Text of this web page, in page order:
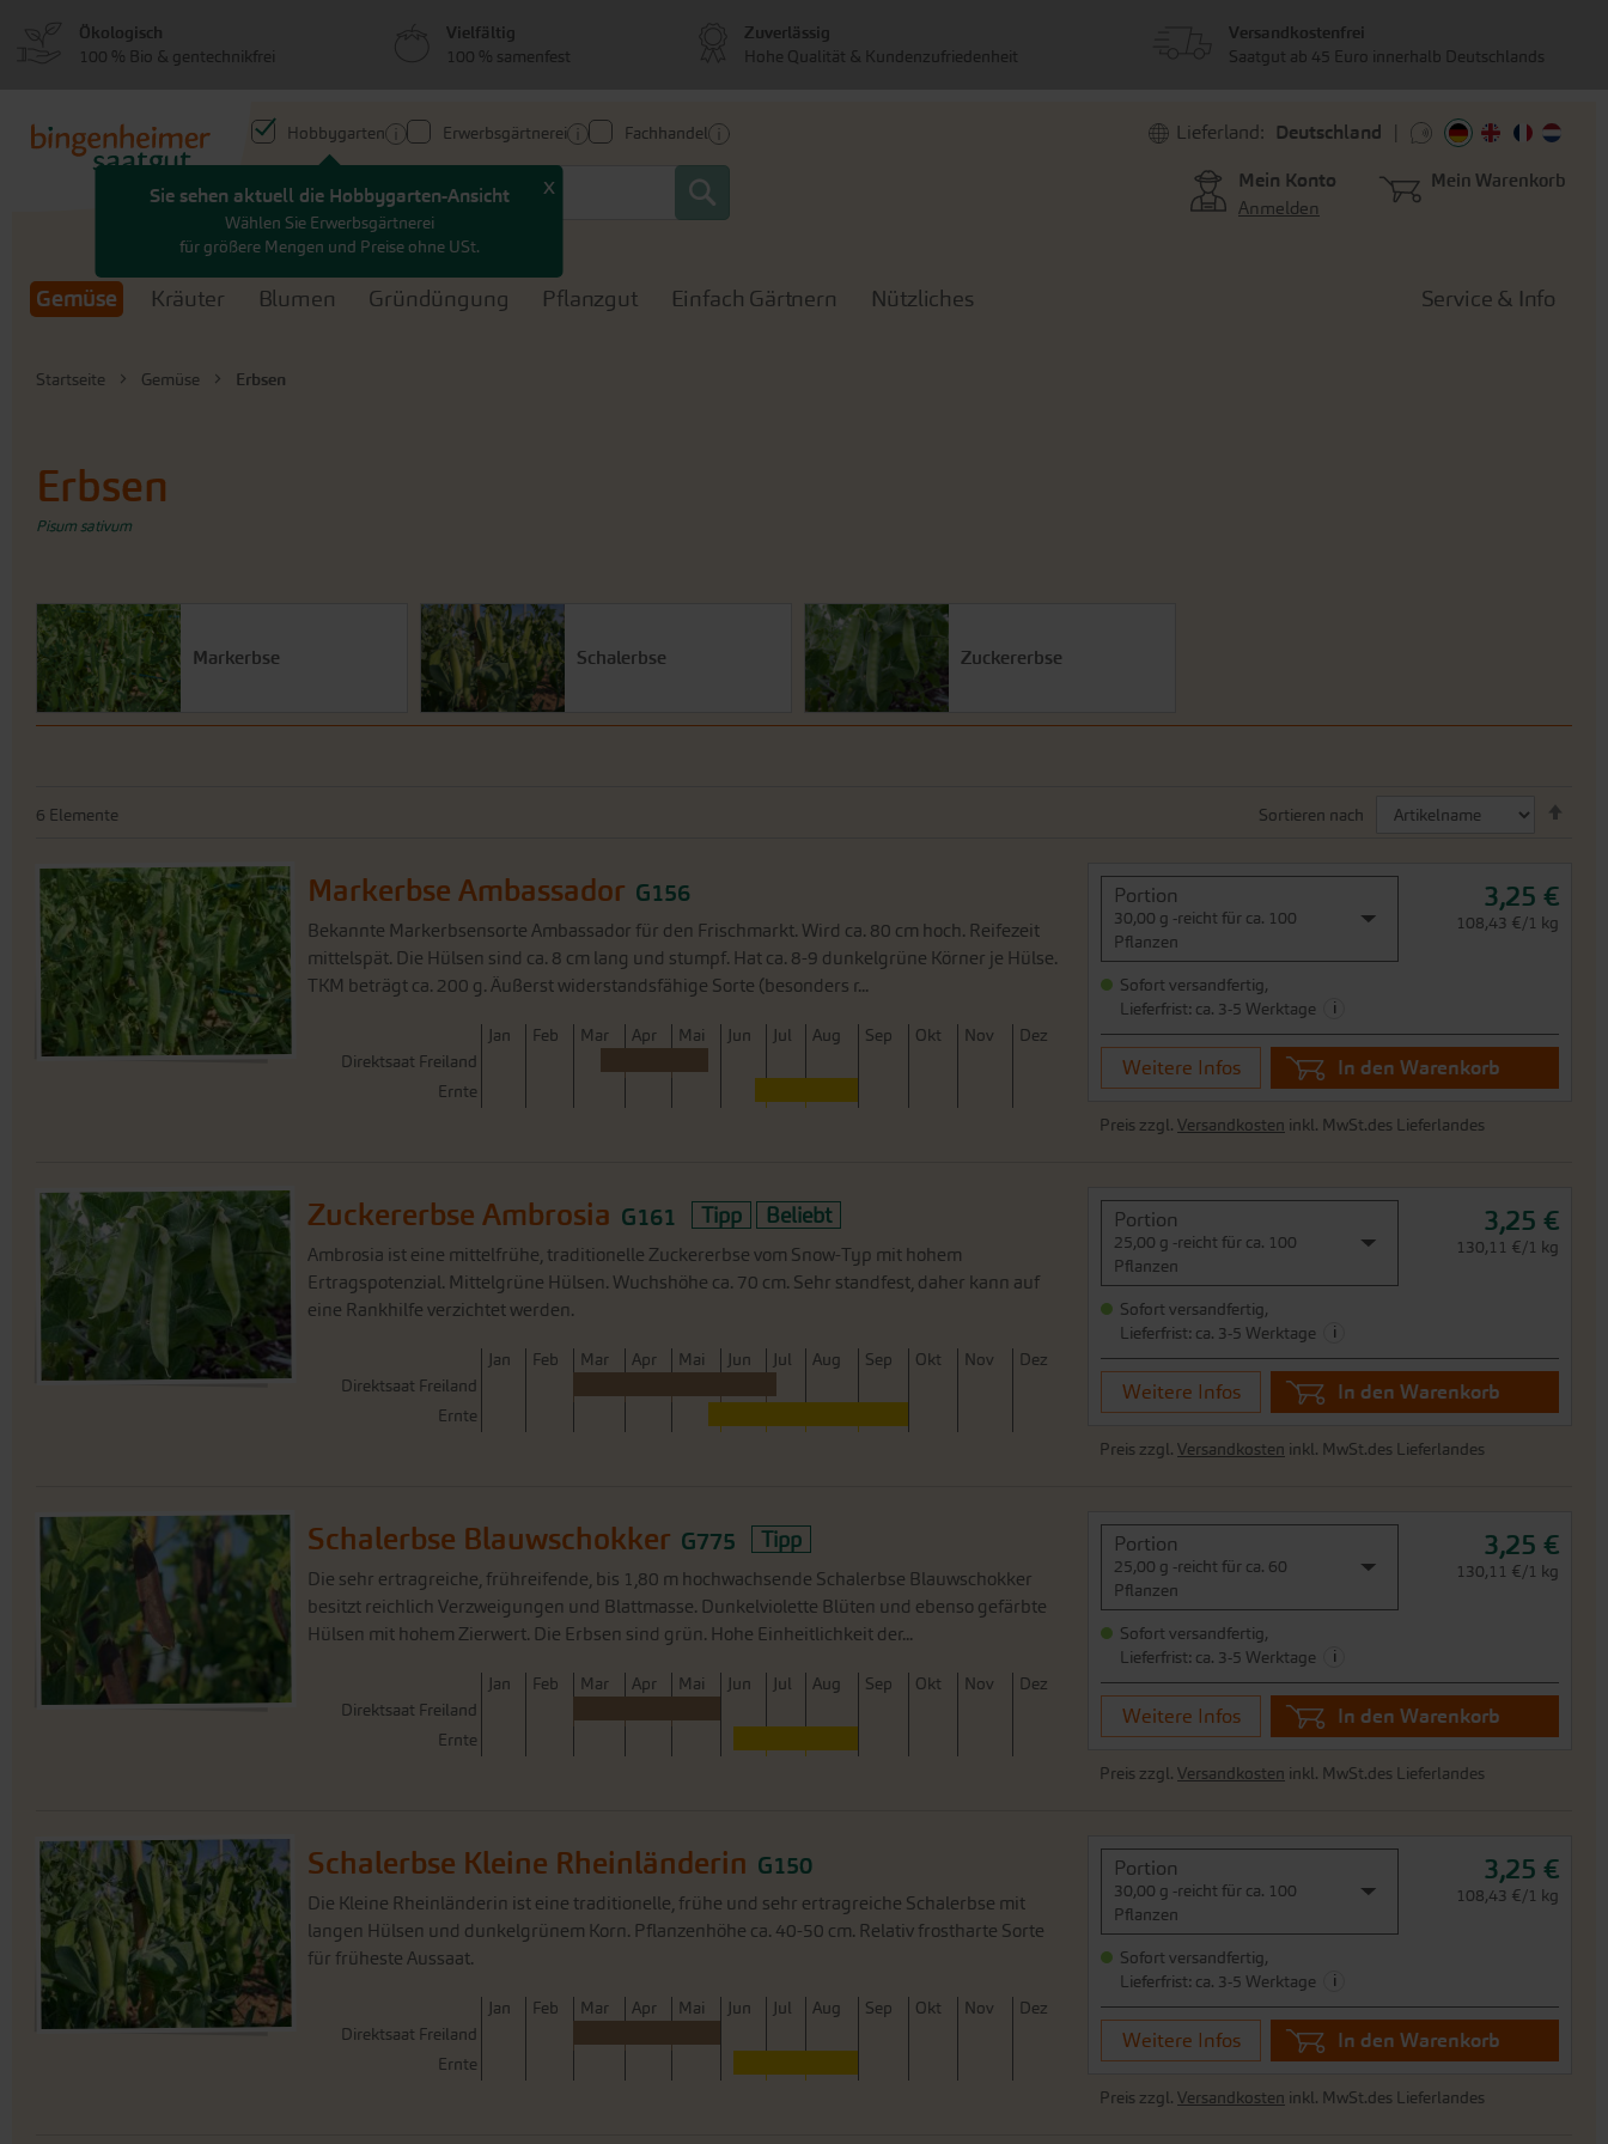
Hauptinhalt
Hobbygarten
Sie sehen aktuell die Hobbygarten-Ansicht
Wählen Sie Erwerbsgärtnerei
für größere Mengen und Preise ohne USt.
x
Erwerbsgärtnerei Fachhandel
Search
Search
Lieferland: Deutschland
Mein Konto
Anmelden
Mein Warenkorb
Gemüse Kräuter Blumen Gründüngung Pflanzgut Einfach Gärtnern Nützliches Service & Info
Startseite Gemüse Erbsen
Erbsen
Pisum sativum
Markerbse Schalerbse Zuckererbse
6 Elemente Sortieren nach
Markerbse Ambassador G156
Bekannte Markerbsensorte Ambassador für den Frischmarkt. Wird ca. 80 cm hoch. Reifezeit
mittelspät. Die Hülsen sind ca. 8 cm lang und stumpf. Hat ca. 8-9 dunkelgrüne Körner je Hülse.
TKM beträgt ca. 200 g. Äußerst widerstandsfähige Sorte (besonders r...
Jan Feb Mar Apr Mai Jun Jul Aug Sep Okt Nov Dez
Direktsaat Freiland
Ernte
Portion
30,00 g -reicht für ca. 100
Pflanzen
3,25 €
108,43 €/1 kg
Sofort versandfertig,
Lieferfrist: ca. 3-5 Werktage
i
Weitere Infos In den Warenkorb
Preis zzgl.Versandkosten inkl. MwSt.des Lieferlandes
Zuckererbse Ambrosia G161 Tipp Beliebt
Ambrosia ist eine mittelfrühe, traditionelle Zuckererbse vom Snow-Typ mit hohem
Ertragspotenzial. Mittelgrüne Hülsen. Wuchshöhe ca. 70 cm. Sehr standfest, daher kann auf
eine Rankhilfe verzichtet werden.
Jan Feb Mar Apr Mai Jun Jul Aug Sep Okt Nov Dez
Direktsaat Freiland
Ernte
Portion
25,00 g -reicht für ca. 100
Pflanzen
3,25 €
130,11 €/1 kg
Sofort versandfertig,
Lieferfrist: ca. 3-5 Werktage
i
Weitere Infos In den Warenkorb
Preis zzgl.Versandkosten inkl. MwSt.des Lieferlandes
Schalerbse Blauwschokker G775 Tipp
Die sehr ertragreiche, frühreifende, bis 1,80 m hochwachsende Schalerbse Blauwschokker
besitzt reichlich Verzweigungen und Blattmasse. Dunkelviolette Blüten und ebenso gefärbte
Hülsen mit hohem Zierwert. Die Erbsen sind grün. Hohe Einheitlichkeit der...
Jan Feb Mar Apr Mai Jun Jul Aug Sep Okt Nov Dez
Direktsaat Freiland
Ernte
Portion
25,00 g -reicht für ca. 60
Pflanzen
3,25 €
130,11 €/1 kg
Sofort versandfertig,
Lieferfrist: ca. 3-5 Werktage
i
Weitere Infos In den Warenkorb
Preis zzgl.Versandkosten inkl. MwSt.des Lieferlandes
Schalerbse Kleine Rheinländerin G150
Die Kleine Rheinländerin ist eine traditionelle, frühe und sehr ertragreiche Schalerbse mit
langen Hülsen und dunkelgrünem Korn. Pflanzenhöhe ca. 40-50 cm. Relativ frostharte Sorte
für früheste Aussaat.
Jan Feb Mar Apr Mai Jun Jul Aug Sep Okt Nov Dez
Direktsaat Freiland
Ernte
Portion
30,00 g -reicht für ca. 100
Pflanzen
3,25 €
108,43 €/1 kg
Sofort versandfertig,
Lieferfrist: ca. 3-5 Werktage
i
Weitere Infos In den Warenkorb
Preis zzgl.Versandkosten inkl. MwSt.des Lieferlandes
Ökologisch
100 % Bio & gentechnikfrei
Vielfältig
100 % samenfest
Zuverlässig
Hohe Qualität & Kundenzufriedenheit
Versandkostenfrei
Saatgut ab 45 Euro innerhalb Deutschlands